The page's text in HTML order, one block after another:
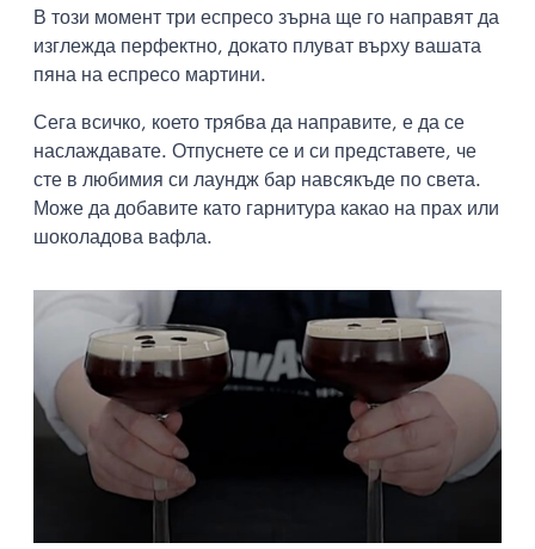
В този момент три еспресо зърна ще го направят да
изглежда перфектно, докато плуват върху вашата
пяна на еспресо мартини.
Сега всичко, което трябва да направите, е да се
наслаждавате. Отпуснете се и си представете, че
сте в любимия си лаундж бар навсякъде по света.
Може да добавите като гарнитура какао на прах или
шоколадова вафла.